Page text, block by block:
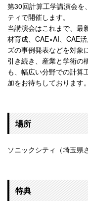
第30回計算工学講演会を
ティで開催します。
当講演会はこれまで、最
材育成、CAE×AI、CAE
ズの事例発表などを対象
引き続き、産業と学術の
も、幅広い分野での計算
加をお待ちしております。
場所
ソニックシティ（埼玉県
特典